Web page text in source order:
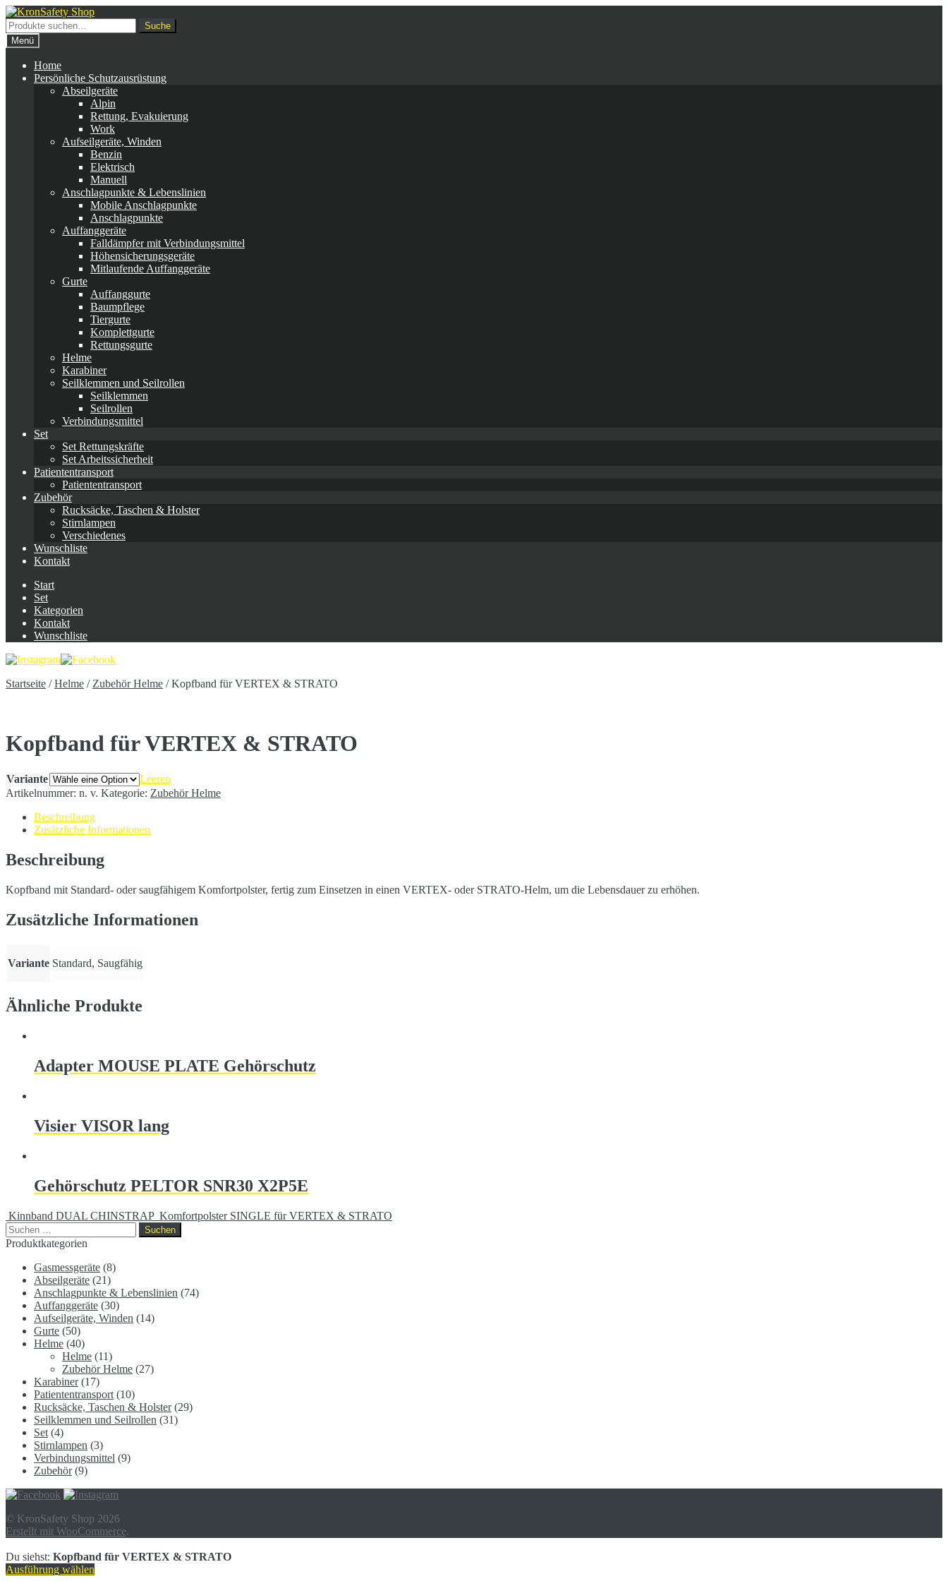
Zur
Navigation
springen
Zum
Inhalt
springen
Suche
nach:
Suche
Menü
Home
Persönliche Schutzausrüstung
Abseilgeräte
Alpin
Rettung, Evakuierung
Work
Aufseilgeräte, Winden
Benzin
Elektrisch
Manuell
Anschlagpunkte & Lebenslinien
Mobile Anschlagpunkte
Anschlagpunkte
Auffanggeräte
Falldämpfer mit Verbindungsmittel
Höhensicherungsgeräte
Mitlaufende Auffanggeräte
Gurte
Auffanggurte
Baumpflege
Tiergurte
Komplettgurte
Rettungsgurte
Helme
Karabiner
Seilklemmen und Seilrollen
Seilklemmen
Seilrollen
Verbindungsmittel
Set
Set Rettungskräfte
Set Arbeitssicherheit
Patiententransport
Patiententransport
Zubehör
Rucksäcke, Taschen & Holster
Stirnlampen
Verschiedenes
Wunschliste
Kontakt
Start
Set
Kategorien
Kontakt
Wunschliste
Startseite /Helme / Zubehör Helme /Kopfband für VERTEX & STRATO
Kopfband für VERTEX & STRATO
Variante
Leeren
Artikelnummer: n. v. Kategorie: Zubehör Helme
Beschreibung
Zusätzliche Informationen
Beschreibung
Kopfband mit Standard- oder saugfähigem Komfortpolster, fertig zum Einsetzen in einen VERTEX- oder STRATO-Helm, um die Lebensdauer zu erhöhen.
Zusätzliche Informationen
Variante Standard, Saugfähig
Ähnliche Produkte
Adapter MOUSE PLATE Gehörschutz
Visier VISOR lang
Gehörschutz PELTOR SNR30 X2P5E
Kinnband DUAL CHINSTRAP Komfortpolster SINGLE für VERTEX & STRATO
Suchen
nach:
Produktkategorien
Gasmessgeräte (8)
Abseilgeräte (21)
Anschlagpunkte & Lebenslinien (74)
Auffanggeräte (30)
Aufseilgeräte, Winden (14)
Gurte (50)
Helme (40)
Helme (11)
Zubehör Helme (27)
Karabiner (17)
Patiententransport (10)
Rucksäcke, Taschen & Holster (29)
Seilklemmen und Seilrollen (31)
Set (4)
Stirnlampen (3)
Verbindungsmittel (9)
Zubehör (9)
© KronSafety Shop 2026
Erstellt mit WooCommerce.
Du siehst: Kopfband für VERTEX & STRATO
Ausführung wählen